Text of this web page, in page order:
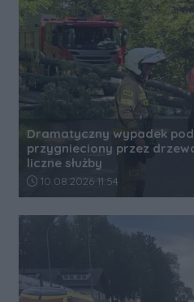
Dramatyczny wypadek
przygnieciony przez
liczne służby
Data dodania artykułu:
10.08.2026 11:54